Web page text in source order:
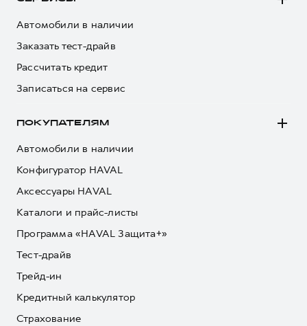
HAVAL Лизинг
АКСЕССУАРЫ HAVAL
Автомобильные аксессуары
Коллекция Детская
АКСЕССУАРЫ HAVAL
Автомобильные аксессуары
Коллекция CITY
Коллекция Базовая
Автомобили в наличии
Заказать тест-драйв
Рассчитать кредит
Записаться на сервис
ПОКУПАТЕЛЯМ
Автомобили в наличии
Конфигуратор HAVAL
Аксессуары HAVAL
Каталоги и прайс-листы
Программа «HAVAL Защита+»
Тест-драйв
Трейд-ин
Кредитный калькулятор
Страхование